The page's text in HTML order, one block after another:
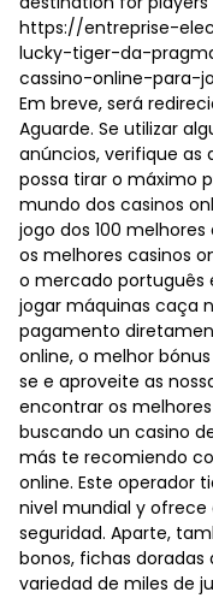
https://entreprise-
lucky-tiger-da-
cassino-online-para-
Em breve, será
Aguarde. Se utilizar
anúncios, verifique as
possa tirar o máximo
mundo dos casinos
jogo dos 100
os melhores casinos
o mercado português
jogar máquinas caça
pagamento
online, o melhor
se e aproveite as
encontrar os
buscando un casino
más te recomiendo
online. Este operador
nivel mundial y
seguridad. Aparte,
bonos, fichas doradas
variedad de miles de